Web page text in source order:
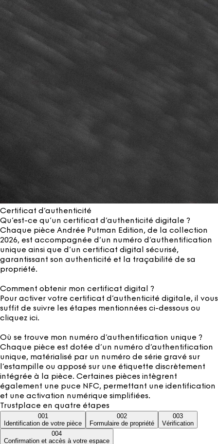
Certificat d’authenticité
Qu’est-ce qu’un certificat d’authenticité digitale ?
Chaque pièce Andrée Putman Edition, de la collection
2026, est accompagnée d’un numéro d’authentification
unique ainsi que d’un certificat digital sécurisé,
garantissant son authenticité et la traçabilité de sa
propriété.
Comment obtenir mon certificat digital ?
Pour activer votre certificat d’authenticité digitale, il vous
suffit de suivre les étapes mentionnées ci-dessous ou
cliquez ici.
Où se trouve mon numéro d’authentification unique ?
Chaque pièce est dotée d’un numéro d’authentification
unique, matérialisé par un numéro de série gravé sur
l’estampille ou apposé sur une étiquette discrètement
intégrée à la pièce. Certaines pièces intègrent
également une puce NFC, permettant une identification
et une activation numérique simplifiées.
Trustplace en quatre étapes
001
Identification de votre pièce
002
Formulaire de propriété
003
Vérification
004
Confirmation et accès à votre espace